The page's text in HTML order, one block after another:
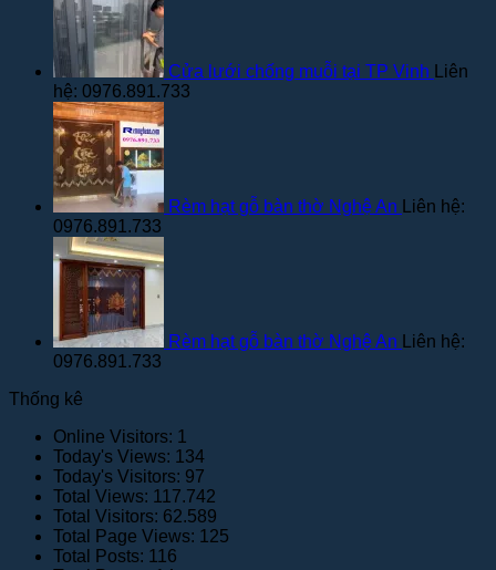
Cửa lưới chống muỗi tại TP Vinh
Liên
hệ: 0976.891.733
Rèm hạt gỗ bàn thờ Nghệ An
Liên hệ:
0976.891.733
Rèm hạt gỗ bàn thờ Nghệ An
Liên hệ:
0976.891.733
Thống kê
Online Visitors: 1
Today's Views: 134
Today's Visitors: 97
Total Views: 117.742
Total Visitors: 62.589
Total Page Views: 125
Total Posts: 116